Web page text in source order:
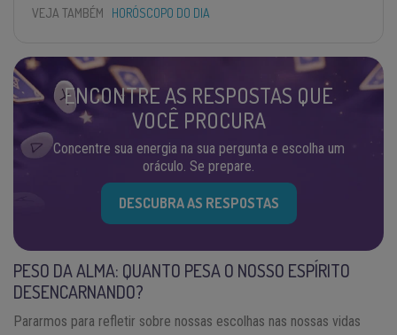
VEJA TAMBÉM HORÓSCOPO DO DIA
ENCONTRE AS RESPOSTAS QUE
VOCÊ PROCURA
Concentre sua energia na sua pergunta e escolha um
oráculo. Se prepare.
DESCUBRA AS RESPOSTAS
PESO DA ALMA: QUANTO PESA O NOSSO ESPÍRITO
DESENCARNANDO?
Pararmos para refletir sobre nossas escolhas nas nossas vidas